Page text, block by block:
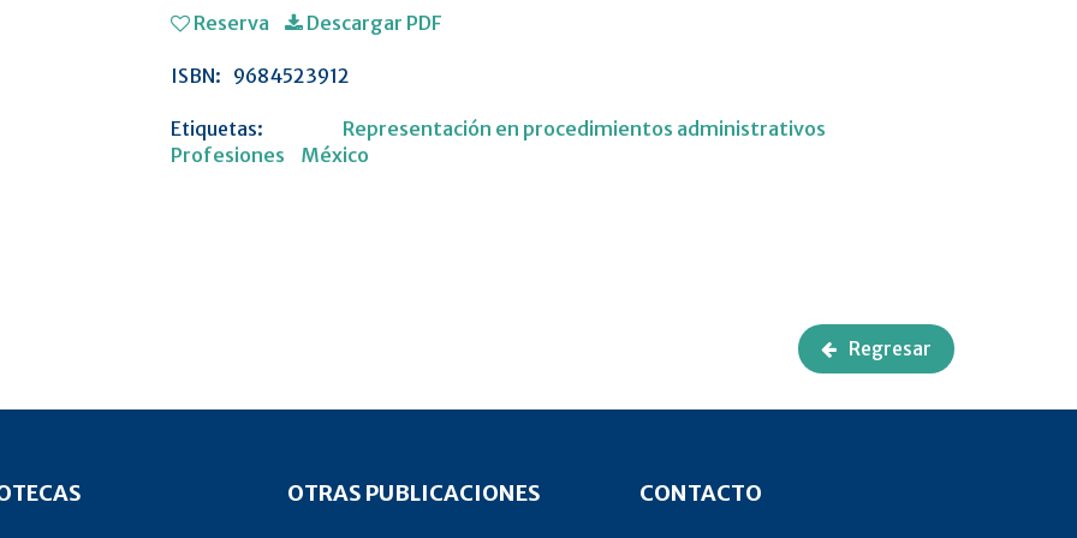
Reserva Descargar PDF
ISBN: 9684523912
Etiquetas:
Representación en procedimientos administrativos
Profesiones
México
Regresar
OTRAS PUBLICACIONES CONTACTO